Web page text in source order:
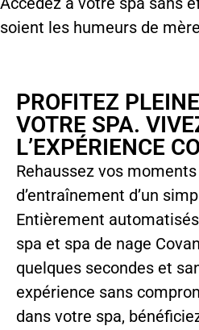
soient les humeurs de
PROFITEZ
VOTRE SPA.
L’EXPÉRIENCE
Rehaussez vos
d’entraînement d’un
Entièrement
spa et spa de nage
quelques secondes et
expérience sans
dans votre spa,